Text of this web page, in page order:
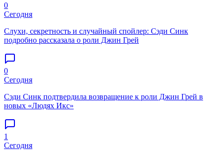
0
Сегодня
Слухи, секретность и случайный спойлер: Сэди Синк
подробно рассказала о роли Джин Грей
0
Сегодня
Сэди Синк подтвердила возвращение к роли Джин Грей в
новых «Людях Икс»
1
Сегодня